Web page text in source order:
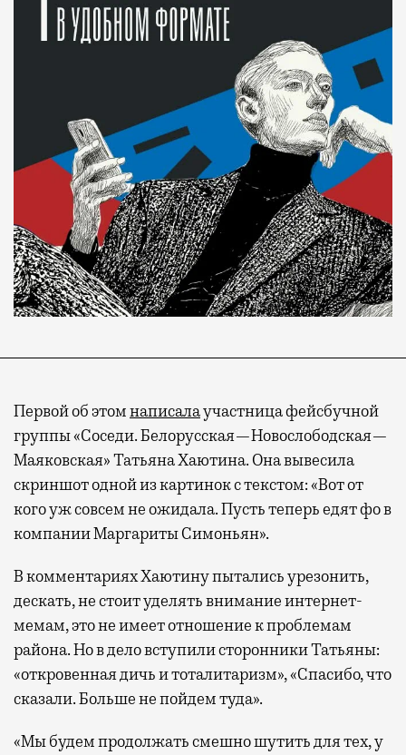
Первой об этомнаписалаучастница фейсбучной
группы «Соседи. Белорусская—Новослободская—
Маяковская» Татьяна Хаютина. Она вывесила
скриншот одной из картинок с текстом: «Вот от
кого уж совсем не ожидала. Пусть теперь едят фо в
компании Маргариты Симоньян».
В комментариях Хаютину пытались урезонить,
дескать, не стоит уделять внимание интернет-
мемам, это не имеет отношение к проблемам
района. Но в дело вступили сторонники Татьяны:
«откровенная дичь и тоталитаризм», «Спасибо, что
сказали. Больше не пойдем туда».
«Мы будем продолжать смешно шутить для тех, у